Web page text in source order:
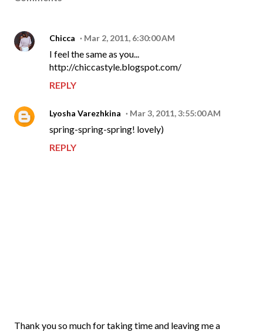
Chicca Mar 2, 2011, 6:30:00 AM
I feel the same as you...
http://chiccastyle.blogspot.com/
REPLY
Lyosha Varezhkina Mar 3, 2011, 3:55:00 AM
spring-spring-spring! lovely)
REPLY
P
Thank you so much for taking time and leaving me a